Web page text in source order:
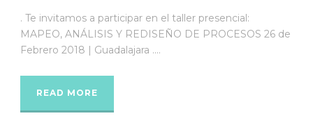
. Te invitamos a participar en el taller presencial:
MAPEO, ANÁLISIS Y REDISEÑO DE PROCESOS 26 de
Febrero 2018 | Guadalajara ....
READ MORE